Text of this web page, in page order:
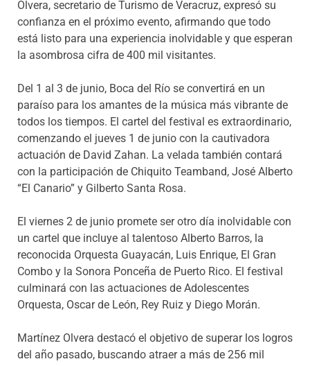
Olvera, secretario de Turismo de Veracruz, expresó su
confianza en el próximo evento, afirmando que todo
está listo para una experiencia inolvidable y que esperan
la asombrosa cifra de 400 mil visitantes.
Del 1 al 3 de junio, Boca del Río se convertirá en un
paraíso para los amantes de la música más vibrante de
todos los tiempos. El cartel del festival es extraordinario,
comenzando el jueves 1 de junio con la cautivadora
actuación de David Zahan. La velada también contará
con la participación de Chiquito Teamband, José Alberto
“El Canario” y Gilberto Santa Rosa.
El viernes 2 de junio promete ser otro día inolvidable con
un cartel que incluye al talentoso Alberto Barros, la
reconocida Orquesta Guayacán, Luis Enrique, El Gran
Combo y la Sonora Ponceña de Puerto Rico. El festival
culminará con las actuaciones de Adolescentes
Orquesta, Oscar de León, Rey Ruiz y Diego Morán.
Martínez Olvera destacó el objetivo de superar los logros
del año pasado, buscando atraer a más de 256 mil